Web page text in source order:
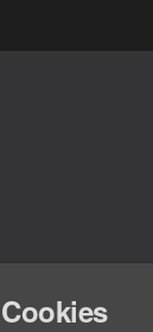
Cookies